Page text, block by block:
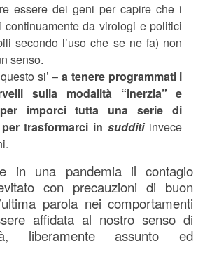
essere dei geni per capire che i
continuamente da virologi e politici
secondo l’uso che se ne fa) non
senso.
si’ –a tenere programmati i
sulla modalità “inerzia” e
per imporci tutta una serie di
trasformarci insudditiinvece
in una pandemia il contagio
con precauzioni di buon
parola nei comportamenti
affidata al nostro senso di
liberamente assunto ed